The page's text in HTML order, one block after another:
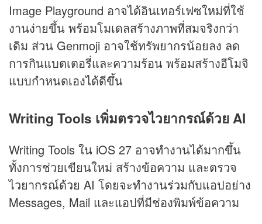
Image Playground อาจได้อินเทอร์เฟซใหม่ที่ใช้
งานง่ายขึ้น พร้อมโมเดลสร้างภาพที่สมจริงกว่า
เดิม ส่วน Genmoji อาจใช้ทรัพยากรน้อยลง ลด
การกินแบตเตอรี่และความร้อน พร้อมสร้างอีโมจิ
แบบกำหนดเองได้ดีขึ้น
Writing Tools เพิ่มตรวจไวยากรณ์ด้วย AI
Writing Tools ใน iOS 27 อาจทำงานได้มากขึ้น
ทั้งการช่วยเขียนใหม่ สร้างข้อความ และตรวจ
ไวยากรณ์ด้วย AI โดยจะทำงานร่วมกับแอปอย่าง
Messages, Mail และแอปที่มีช่องพิมพ์ข้อความ